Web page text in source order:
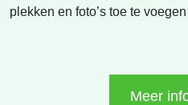
plekken en foto’s toe te
Meer